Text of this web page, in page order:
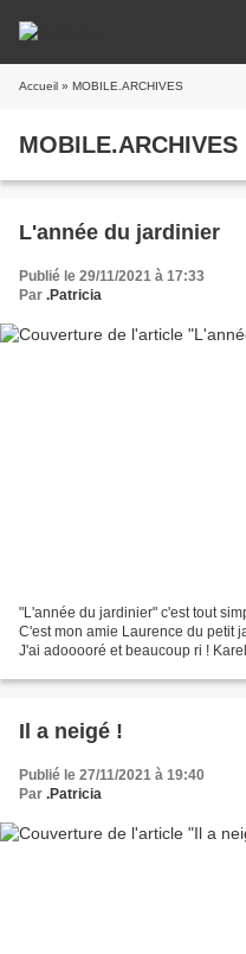
Accueil » MOBILE.ARCHIVES
MOBILE.ARCHIVES
L'année du jardinier
Publié le 29/11/2021 à 17:33
Par .Patricia
"L'année du jardinier" c'est tout
C'est mon amie Laurence du petit
J'ai adooooré et beaucoup ri !
Il a neigé !
Publié le 27/11/2021 à 19:40
Par .Patricia